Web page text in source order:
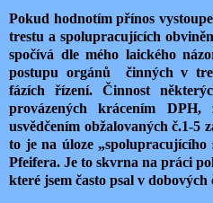
Pokud hodnotím přínos
trestu a spolupracujících
spočívá dle mého laického
postupu orgánů
činných v
fázích řízení. Činnost
provázených krácením
usvědčením obžalovaných č.1-5
to je na úloze „spolupracujícího
Pfeifera. Je to skvrna na práci
které jsem často psal v dobových